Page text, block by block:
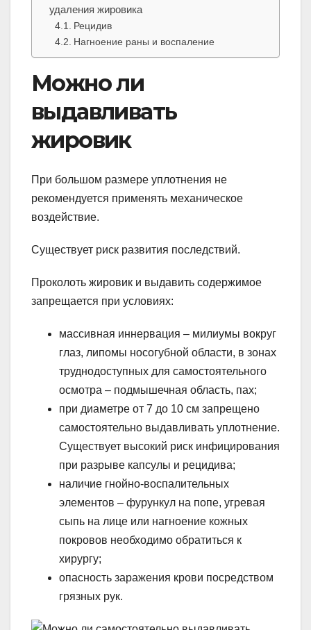
удаления жировика
Рецидив
Нагноение раны и воспаление
Можно ли
выдавливать
жировик
При большом размере уплотнения не
рекомендуется применять механическое
воздействие.
Существует риск развития последствий.
Проколоть жировик и выдавить содержимое
запрещается при условиях:
массивная иннервация – милиумы вокруг
глаз, липомы носогубной области, в зонах
труднодоступных для самостоятельного
осмотра – подмышечная область, пах;
при диаметре от 7 до 10 см запрещено
самостоятельно выдавливать уплотнение.
Существует высокий риск инфицирования
при разрыве капсулы и рецидива;
наличие гнойно-воспалительных
элементов – фурункул на попе, угревая
сыпь на лице или нагноение кожных
покровов необходимо обратиться к
хирургу;
опасность заражения крови посредством
грязных рук.